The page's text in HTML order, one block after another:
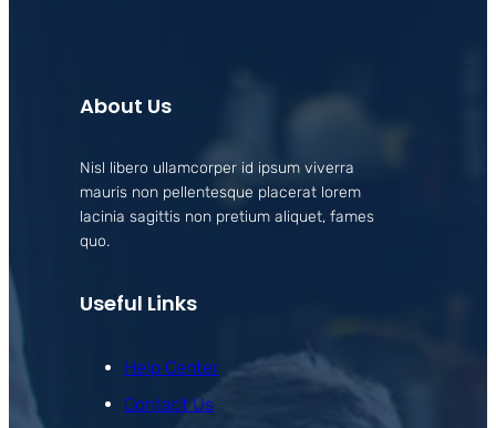
About Us
Nisl libero ullamcorper id ipsum viverra
mauris non pellentesque placerat lorem
lacinia sagittis non pretium aliquet, fames
quo.
Useful Links
Help Center
Contact Us